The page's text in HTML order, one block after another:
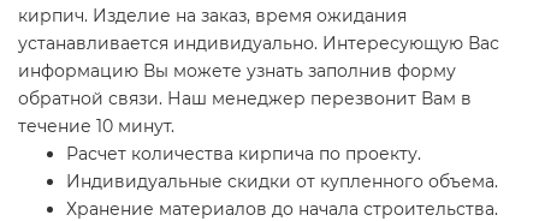
кирпич. Изделие на заказ, время ожидания
устанавливается индивидуально. Интересующую Вас
информацию Вы можете узнать заполнив форму
обратной связи. Наш менеджер перезвонит Вам в
течение 10 минут.
Расчет количества кирпича по проекту.
Индивидуальные скидки от купленного объема.
Хранение материалов до начала строительства.